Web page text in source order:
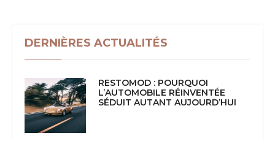
DERNIÈRES ACTUALITÉS
RESTOMOD : POURQUOI
L’AUTOMOBILE RÉINVENTÉE
SÉDUIT AUTANT AUJOURD’HUI